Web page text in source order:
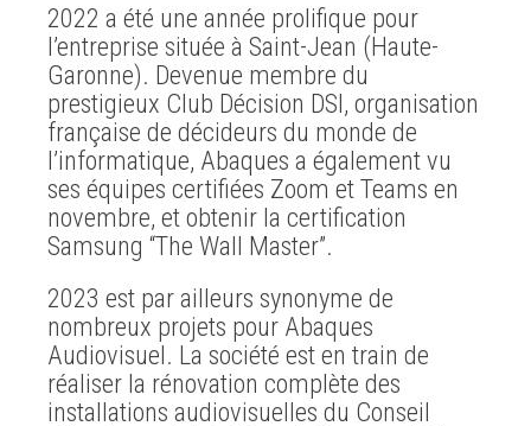
2022 a été une année prolifique pour
l’entreprise située à Saint-Jean (Haute-
Garonne). Devenue membre du
prestigieux Club Décision DSI, organisation
française de décideurs du monde de
l’informatique, Abaques a également vu
ses équipes certifiées Zoom et Teams en
novembre, et obtenir la certification
Samsung “The Wall Master”.
2023 est par ailleurs synonyme de
nombreux projets pour Abaques
Audiovisuel. La société est en train de
réaliser la rénovation complète des
installations audiovisuelles du Conseil